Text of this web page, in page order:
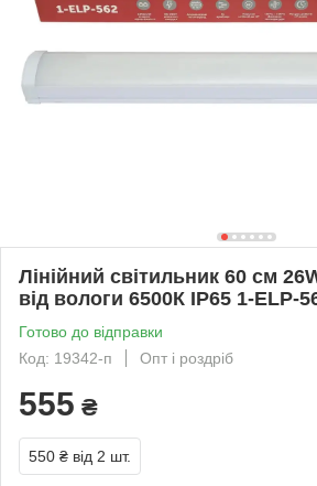
Лінійний світильник 60 см
від вологи 6500К ІР65 1-ELP-
Готово до відправки
Код: 19342-п
Опт і роздріб
555 ₴
550 ₴ від 2 шт.